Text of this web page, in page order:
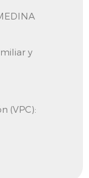
y
(VPC):